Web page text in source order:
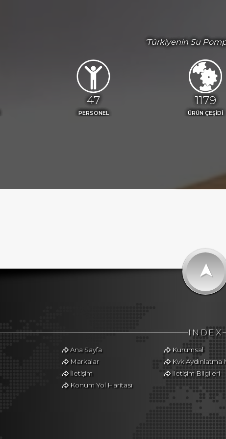
'Türkiyenin Su
52
PERSONEL
1300
ÜRÜN ÇEŞİDİ
➤
INDEX
Ana Sayfa Kurumsal
Markalar
Kvk Aydınlatma
İletişim
İletişim Bilgileri
Konum Yol Haritası